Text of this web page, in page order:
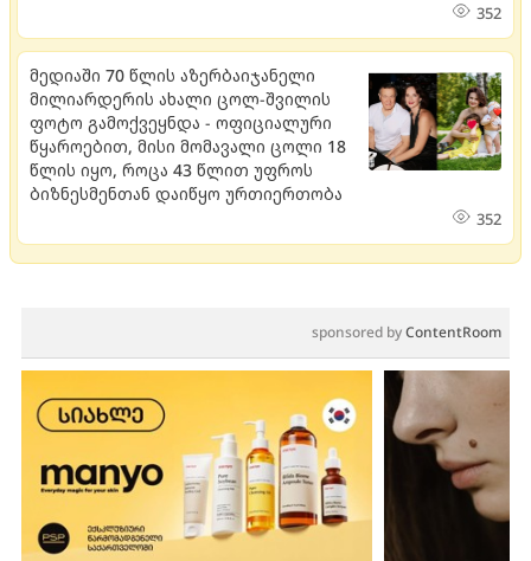
352
მედიაში 70 წლის აზერბაიჯანელი
მილიარდერის ახალი ცოლ-შვილის
ფოტო გამოქვეყნდა - ოფიციალური
წყაროებით, მისი მომავალი ცოლი 18
წლის იყო, როცა 43 წლით უფროს
ბიზნესმენთან დაიწყო ურთიერთობა
352
sponsored byContentRoom